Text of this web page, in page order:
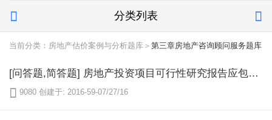
 分类列表 
当前分类：房地产估价案例与分析题库＞ 第三章房地产咨询顾问服务题库
[问答题,简答题] 房地产投资项目可行性研究报告应包含哪些内容？
 9080 创建于: 2016-59-07/27/16